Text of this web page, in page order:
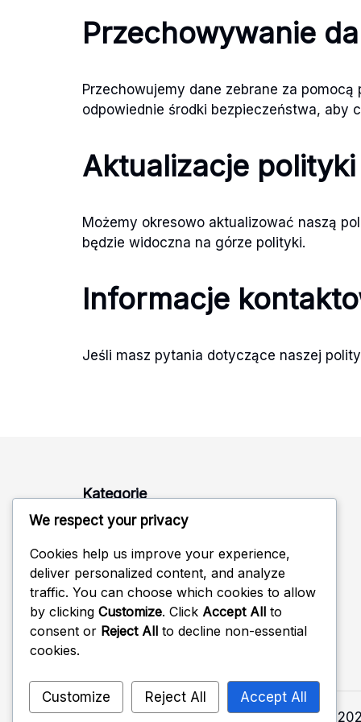
Przechowywanie
Przechowujemy dane zebrane za
odpowiednie środki bezpieczeństwa, aby
Aktualizacje polityki
Możemy okresowo aktualizować naszą
będzie widoczna na górze polityki.
Informacje
Jeśli masz pytania dotyczące naszej
Kategorie
Piłki do tenisa stołowego z plastiku
Treningowe piłki do tenisa stołowego
Copyright
We respect your privacy
Cookies help us improve your experience,
deliver personalized content, and analyze
traffic. You can choose which cookies to allow
by clicking Customize. Click Accept All to
consent or Reject All to decline non-essential
cookies.
Customize Reject All Accept All